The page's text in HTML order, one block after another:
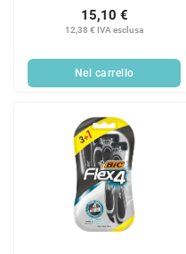
12,38 € IVA esclusa
15,10 €
Nel carrello